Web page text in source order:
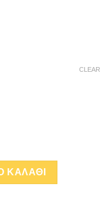
CLEAR
ΜΕ ΔΑΝΤΕΛΑ
ΚΑΛΑΘΙ